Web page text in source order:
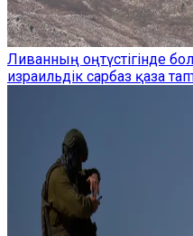
Ливанның оңтүстігінде
израильдік сарбаз қаза